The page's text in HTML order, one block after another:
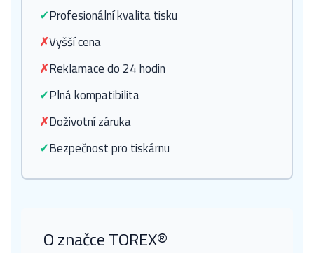
✓Profesionální kvalita tisku
✗Vyšší cena
✗Reklamace do 24 hodin
✓Plná kompatibilita
✗Doživotní záruka
✓Bezpečnost pro tiskárnu
O značce TOREX®